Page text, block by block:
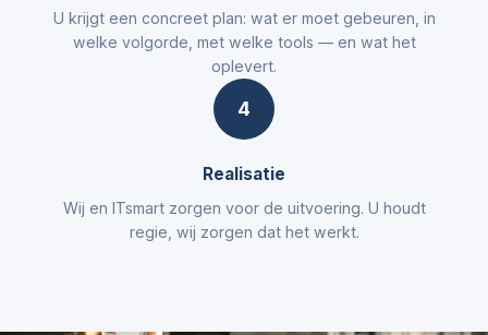
U krijgt een concreet plan: wat er moet gebeuren, in
welke volgorde, met welke tools — en wat het
oplevert.
4
Realisatie
Wij en ITsmart zorgen voor de uitvoering. U houdt
regie, wij zorgen dat het werkt.